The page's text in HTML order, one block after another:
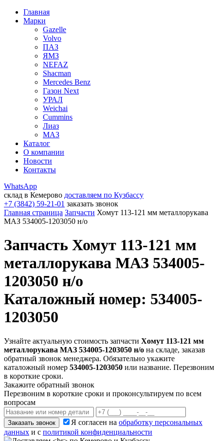
Главная
Марки
Gazelle
Volvo
ПАЗ
ЯМЗ
NEFAZ
Shacman
Mercedes Benz
Газон Next
УРАЛ
Weichai
Cummins
Лиаз
МАЗ
Каталог
О компании
Новости
Контакты
WhatsApp
склад в Кемерово доставляем по Кузбассу
+7 (3842) 59-21-01 заказать звонок
Главная страница Запчасти Хомут 113-121 мм металлорукава
МАЗ 534005-1203050 н/о
Запчасть Хомут 113-121 мм
металлорукава МАЗ 534005-
1203050 н/о
Каталожный номер: 534005-
1203050
Узнайте актуальную стоимость запчасти Хомут 113-121 мм
металлорукава МАЗ 534005-1203050 н/о на складе, заказав
обратный звонок менеджера. Обязательно укажите
каталожный номер 534005-1203050 или название. Перезвоним
в короткие сроки.
Закажите обратный звонок
Перезвоним в короткие сроки и проконсультируем по всем
вопросам
Заказать звонок Я согласен на обработку персональных
данных и с политикой конфиденциальности